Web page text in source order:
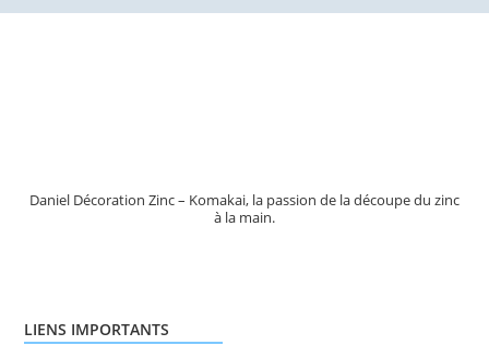
Daniel Décoration Zinc – Komakai, la passion de la découpe du zinc
à la main.
LIENS IMPORTANTS